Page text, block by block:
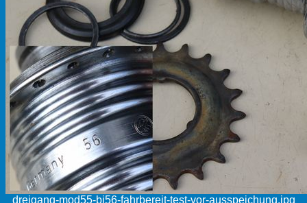
dreigang-mod55-bj56-fahrbereit-test-vor-ausspeichung.jpg